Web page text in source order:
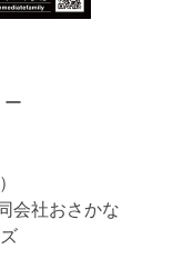
ー
会社おさかな